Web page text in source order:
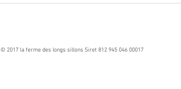
© 2017 la ferme des longs sillons Siret 812 945 046 00017